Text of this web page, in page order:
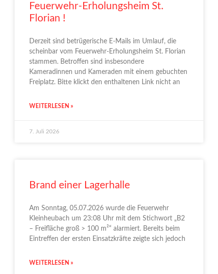
Feuerwehr-Erholungsheim St.
Florian !
Derzeit sind betrügerische E-Mails im Umlauf, die
scheinbar vom Feuerwehr-Erholungsheim St. Florian
stammen. Betroffen sind insbesondere
Kameradinnen und Kameraden mit einem gebuchten
Freiplatz. Bitte klickt den enthaltenen Link nicht an
WEITERLESEN »
7. Juli 2026
Brand einer Lagerhalle
Am Sonntag, 05.07.2026 wurde die Feuerwehr
Kleinheubach um 23:08 Uhr mit dem Stichwort „B2
– Freifläche groß > 100 m²“ alarmiert. Bereits beim
Eintreffen der ersten Einsatzkräfte zeigte sich jedoch
WEITERLESEN »